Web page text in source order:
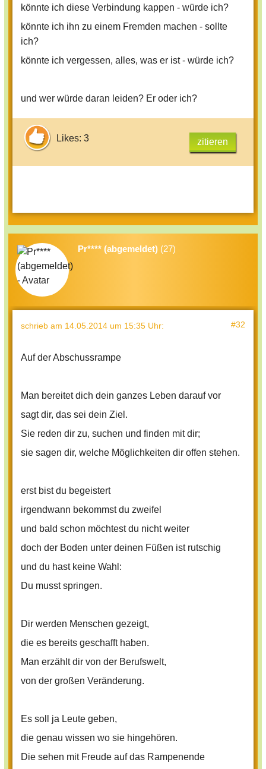
könnte ich diese Verbindung kappen - würde ich?
könnte ich ihn zu einem Fremden machen - sollte
ich?
könnte ich vergessen, alles, was er ist - würde ich?
und wer würde daran leiden? Er oder ich?
Likes: 3 zitieren
Pr**** (abgemeldet) (27)
schrieb am 14.05.2014 um 15:35 Uhr: #32
Auf der Abschussrampe
Man bereitet dich dein ganzes Leben darauf vor
sagt dir, das sei dein Ziel.
Sie reden dir zu, suchen und finden mit dir;
sie sagen dir, welche Möglichkeiten dir offen stehen.
erst bist du begeistert
irgendwann bekommst du zweifel
und bald schon möchtest du nicht weiter
doch der Boden unter deinen Füßen ist rutschig
und du hast keine Wahl:
Du musst springen.
Dir werden Menschen gezeigt,
die es bereits geschafft haben.
Man erzählt dir von der Berufswelt,
von der großen Veränderung.
Es soll ja Leute geben,
die genau wissen wo sie hingehören.
Die sehen mit Freude auf das Rampenende